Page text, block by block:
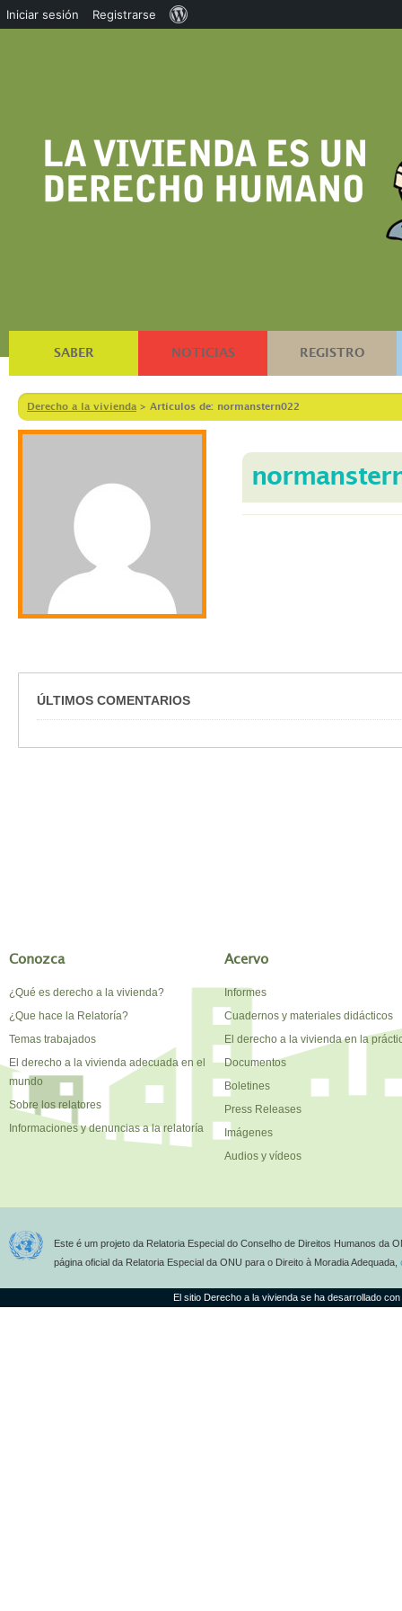
SABER NOTICIAS REGISTRO
Derecho a la vivienda > Artículos de: normanstern022
ÚLTIMOS COMENTARIOS
Conozca
¿Qué es derecho a la vivienda?
¿Que hace la Relatoría?
Temas trabajados
El derecho a la vivienda adecuada en el
mundo
Sobre los relatores
Informaciones y denuncias a la relatoría
Acervo
Informes
Cuadernos y materiales didácticos
El derecho a la vivienda en la
Documentos
Boletines
Press Releases
Imágenes
Audios y vídeos
Este é um projeto da Relatoria Especial do Conselho de Direitos Humanos da
página oficial da Relatoria Especial da ONU para o Direito à Moradia Adequada,
El sitio Derecho a la vivienda se ha desarrollado
Iniciar sesión Registrarse